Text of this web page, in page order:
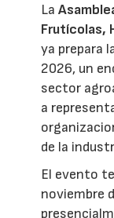
La
Frutícolas,
ya prepara
2026, un
sector
a
de la
El evento
noviembre